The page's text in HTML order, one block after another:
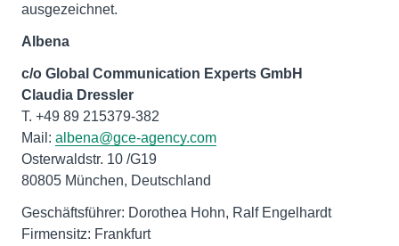
ausgezeichnet.
Albena
c/o Global Communication Experts GmbH
Claudia Dressler
T. +49 89 215379-382
Mail: albena@gce-agency.com
Osterwaldstr. 10 /G19
80805 München, Deutschland
Geschäftsführer: Dorothea Hohn, Ralf Engelhardt
Firmensitz: Frankfurt